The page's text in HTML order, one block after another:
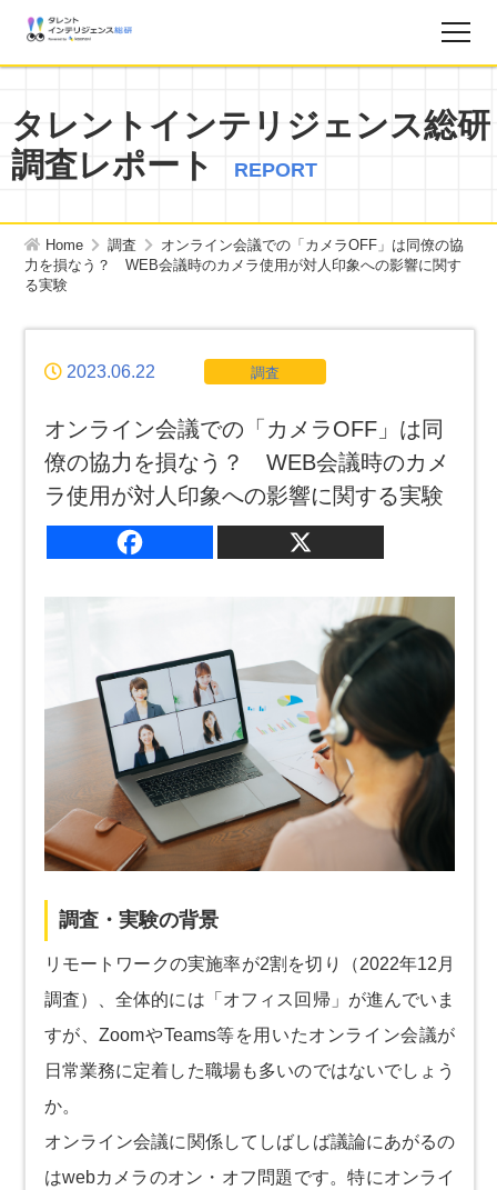
お知らせ
タレントインテリジェンス総研とは？
お問い合わせ
運営会社
個人情報保護方針
サイトマップ
タレントインテリジェンス総研
調査レポート
REPORT
Home 調査
オンライン会議での「カメラOFF」は同僚の協
力を損なう？ WEB会議時のカメラ使用が対人印象への影響に関す
る実験
2023.06.22 調査
オンライン会議での「カメラOFF」は同
僚の協力を損なう？ WEB会議時のカメ
ラ使用が対人印象への影響に関する実験
調査・実験の背景
リモートワークの実施率が2割を切り（2022年12月
調査）、全体的には「オフィス回帰」が進んでいま
すが、ZoomやTeams等を用いたオンライン会議が
日常業務に定着した職場も多いのではないでしょう
か。
オンライン会議に関係してしばしば議論にあがるの
はwebカメラのオン・オフ問題です。特にオンライ